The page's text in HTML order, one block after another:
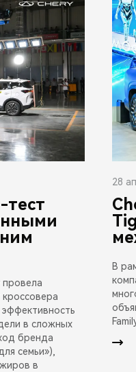
тест
провела
в сложных
бренда
семьи»),
в
28
В